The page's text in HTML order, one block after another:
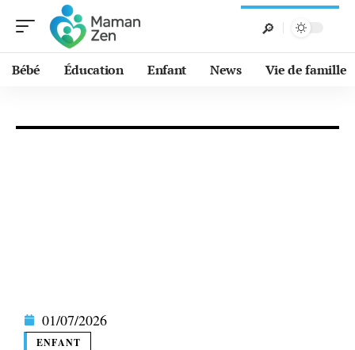
Bébé Éducation Enfant News Vie de famille
01/07/2026
ENFANT